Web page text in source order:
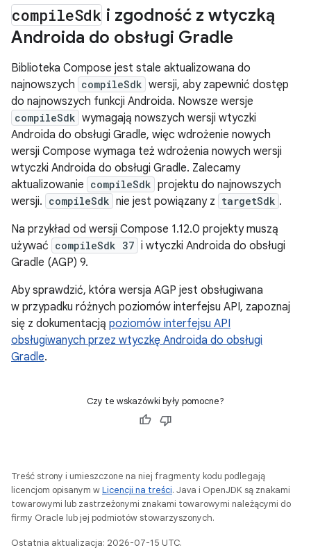
compileSdk i zgodność z wtyczką
Androida do obsługi Gradle
Biblioteka Compose jest stale aktualizowana do
najnowszych compileSdk wersji, aby zapewnić dostęp
do najnowszych funkcji Androida. Nowsze wersje
compileSdk wymagają nowszych wersji wtyczki
Androida do obsługi Gradle, więc wdrożenie nowych
wersji Compose wymaga też wdrożenia nowych wersji
wtyczki Androida do obsługi Gradle. Zalecamy
aktualizowanie compileSdk projektu do najnowszych
wersji. compileSdk nie jest powiązany z targetSdk .
Na przykład od wersji Compose 1.12.0 projekty muszą
używać compileSdk 37 i wtyczki Androida do obsługi
Gradle (AGP) 9.
Aby sprawdzić, która wersja AGP jest obsługiwana
w przypadku różnych poziomów interfejsu API, zapoznaj
się z dokumentacją poziomów interfejsu API
obsługiwanych przez wtyczkę Androida do obsługi
Gradle.
Czy te wskazówki były pomocne?
Treść strony i umieszczone na niej fragmenty kodu podlegają
licencjom opisanym wLicencji na treści. Java i OpenJDK są znakami
towarowymi lub zastrzeżonymi znakami towarowymi należącymi do
firmy Oracle lub jej podmiotów stowarzyszonych.
Ostatnia aktualizacja: 2026-07-15 UTC.